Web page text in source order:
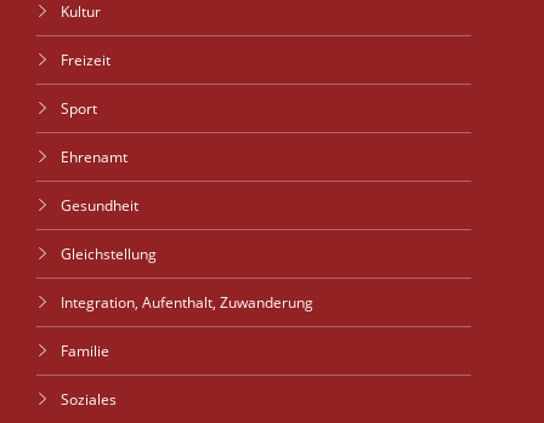
Kultur
Freizeit
Sport
Ehrenamt
Gesundheit
Gleichstellung
Integration, Aufenthalt, Zuwanderung
Familie
Soziales